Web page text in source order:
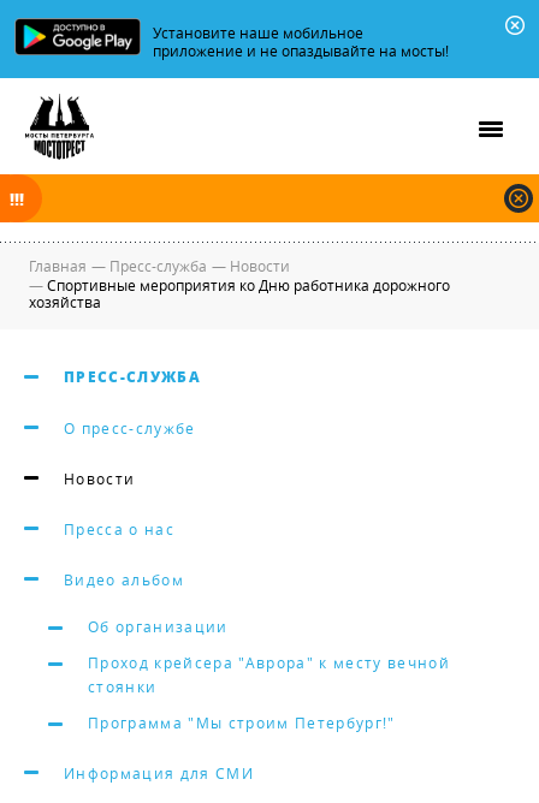
Установите наше мобильное
приложение и не опаздывайте на мосты!
В ночь на 08.08.2026 мосты по Неве и Большой Неве разводятся по
графику.
Главная — Пресс-служба — Новости
—Спортивные мероприятия ко Дню работника дорожного
хозяйства
ПРЕСС-СЛУЖБА
О пресс-службе
Новости
Пресса о нас
Видео альбом
Об организации
Проход крейсера "Аврора" к месту вечной
стоянки
Программа "Мы строим Петербург!"
Информация для СМИ